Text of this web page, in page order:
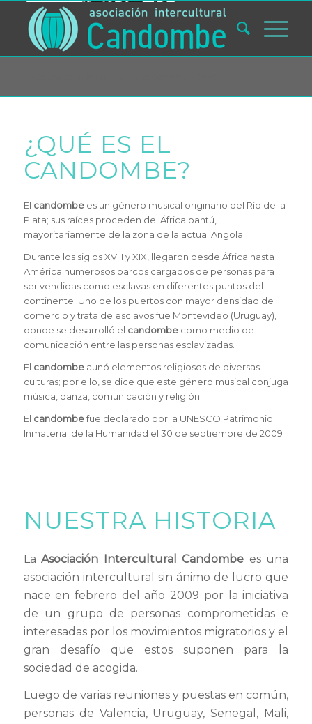
¿QUÉ ES EL
CANDOMBE?
El candombees un género musical originario del Río de la
Plata; sus raíces proceden del África bantú,
mayoritariamente de la zona de la actual Angola.
Durante los siglos XVIII y XIX, llegaron desde África hasta
América numerosos barcos cargados de personas para
ser vendidas como esclavas en diferentes puntos del
continente. Uno de los puertos con mayor densidad de
comercio y trata de esclavos fue Montevideo (Uruguay),
donde se desarrolló el candombecomo medio de
comunicación entre las personas esclavizadas.
El candombeaunó elementos religiosos de diversas
culturas; por ello, se dice que este género musical conjuga
música, danza, comunicación y religión.
El candombefue declarado por la UNESCO Patrimonio
Inmaterial de la Humanidad el 30 de septiembre de 2009
NUESTRA HISTORIA
LaAsociación Intercultural Candombe es una
asociación intercultural sin ánimo de lucro que
nace en febrero del año 2009 por la iniciativa
de un grupo de personas comprometidas e
interesadas por los movimientos migratorios y el
gran desafío que estos suponen para la
sociedad de acogida.
Luego de varias reuniones y puestas en común,
personas de Valencia, Uruguay, Senegal, Mali,